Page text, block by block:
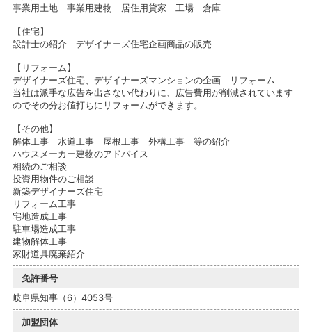
事業用土地 事業用建物 居住用貸家 工場 倉庫
【住宅】
設計士の紹介 デザイナーズ住宅企画商品の販売
【リフォーム】
デザイナーズ住宅、デザイナーズマンションの企画 リフォーム
当社は派手な広告を出さない代わりに、広告費用が削減されています
のでその分お値打ちにリフォームができます。
【その他】
解体工事 水道工事 屋根工事 外構工事 等の紹介
ハウスメーカー建物のアドバイス
相続のご相談
投資用物件のご相談
新築デザイナーズ住宅
リフォーム工事
宅地造成工事
駐車場造成工事
建物解体工事
家財道具廃棄紹介
免許番号
岐阜県知事（6）4053号
加盟団体